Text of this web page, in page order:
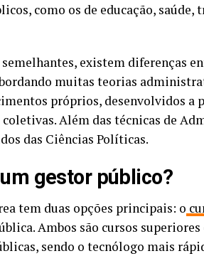
como os de educação, saúde,
existem diferenças
muitas teorias
próprios, desenvolvidos
Além das técnicas de
das Ciências Políticas.
gestor público?
tem duas opções principais: o
Ambos são cursos
sendo o tecnólogo mais